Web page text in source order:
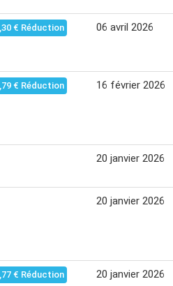
€ Réduction 06 avril 2026
€ Réduction 16 février 2026
20 janvier 2026
20 janvier 2026
€ Réduction 20 janvier 2026